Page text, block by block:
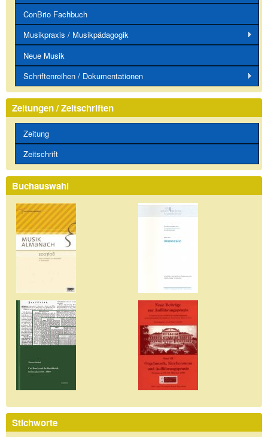
ConBrio Fachbuch
Musikpraxis / Musikpädagogik
Neue Musik
Schriftenreihen / Dokumentationen
Zeitungen / Zeitschriften
Zeitung
Zeitschrift
Buchauswahl
Stichworte